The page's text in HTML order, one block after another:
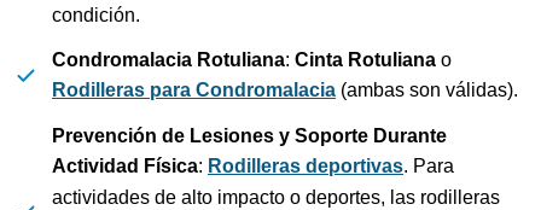
condición.
Condromalacia Rotuliana: Cinta Rotuliana o
Rodilleras para Condromalacia (ambas son válidas).
Prevención de Lesiones y Soporte Durante
Actividad Física: Rodilleras deportivas. Para
actividades de alto impacto o deportes, las rodilleras